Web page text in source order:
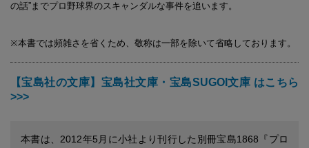
の話”までプロ野球界のスキャンダルな事件を追います。
※本書では頻雑さを省くため、敬称は一部を除いて省略しております。
【宝島社の文庫】宝島社文庫・宝島SUGOI文庫 はこちら
>>>
本書は、2012年5月に小社より刊行した別冊宝島1868『プロ